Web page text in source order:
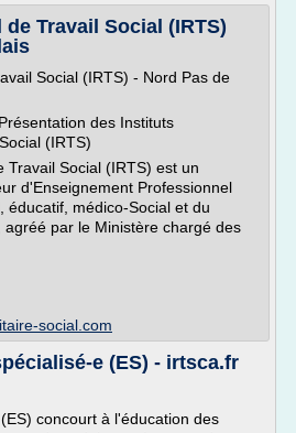
Travail Social (IRTS)
Social (IRTS) - Nord Pas de
des Instituts
(IRTS)
Travail Social (IRTS) est un
d'Enseignement Professionnel
éducatif, médico-Social et du
par le Ministère chargé des
social.com
e (ES) - irtsca.fr
concourt à l'éducation des